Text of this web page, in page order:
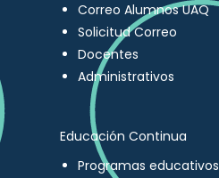
Correo Alumnos UAQ
Solicitud Correo
Docentes
Administrativos
Educación Continua
Programas educativos